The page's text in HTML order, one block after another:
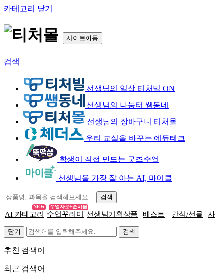
카테고리 닫기
사이트이동
검색
선생님의 일상 티처빌 ON
선생님의 나눔터 쌤동네
선생님의 장바구니 티처몰
우리 교실을 바꾸는 에듀테크
학생이 직접 만드는 굿즈수업
선생님을 가장 잘 아는 AI, 마이클
AI 카테고리
NEW
수업꾸러미
수업자료+준비물
선생님기획상품 베스트 간식/선물 사
닫기
추천 검색어
최근 검색어